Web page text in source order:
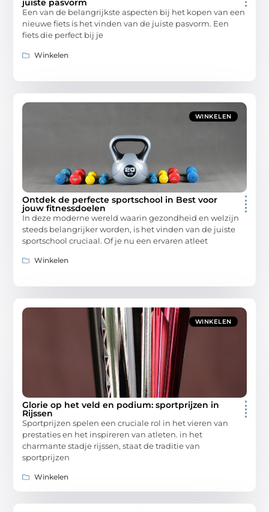
juiste pasvorm
Een van de belangrijkste aspecten bij het kopen van een
nieuwe fiets is het vinden van de juiste pasvorm. Een
fiets die perfect bij je
Winkelen
WINKELEN
Ontdek de perfecte sportschool in Best voor
jouw fitnessdoelen
In deze moderne wereld waarin gezondheid en welzijn
steeds belangrijker worden, is het vinden van de juiste
sportschool cruciaal. Of je nu een ervaren atleet
Winkelen
WINKELEN
Glorie op het veld en podium: sportprijzen in
Rijssen
Sportprijzen spelen een cruciale rol in het vieren van
prestaties en het inspireren van atleten. in het
charmante stadje rijssen, staat de traditie van
sportprijzen
Winkelen